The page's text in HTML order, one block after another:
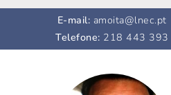
E-mail: amoita@lnec.pt
Telefone: 218 443 393